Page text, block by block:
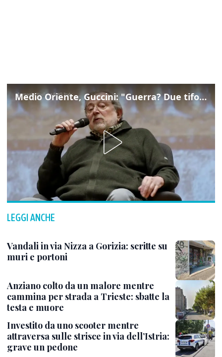
Medio Oriente, Guccini: "Guerra? Due tifoserie che si urlano contro e dimenticano vittime"
LEGGI ANCHE
Vandali in via Nizza a Gorizia: scritte su
muri e portoni
Anziano colto da un malore mentre
cammina per strada a Trieste: sbatte la
testa e muore
Investito da uno scooter mentre
attraversa sulle strisce in via dell’Istria:
grave un pedone